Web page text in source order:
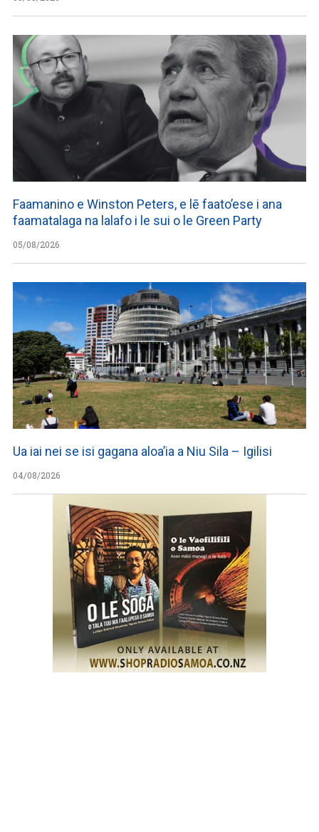
Faamanino e Winston Peters, e lē faato’ese i ana
faamatalaga na lalafo i le sui o le Green Party
05/08/2026
Ua iai nei se isi gagana aloa’ia a Niu Sila – Igilisi
04/08/2026